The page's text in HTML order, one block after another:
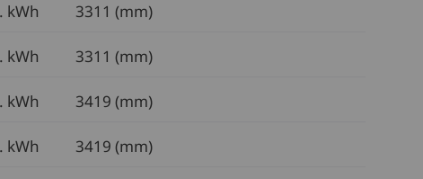
kWh 3311 (mm)
kWh 3311 (mm)
kWh 3419 (mm)
kWh 3419 (mm)